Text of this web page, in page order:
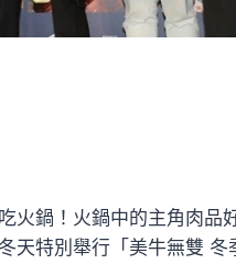
火鍋！火鍋中的主角肉品
天特別舉行「美牛無雙